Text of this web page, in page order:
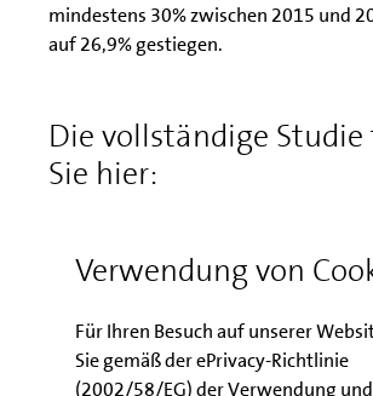
Verwendung von
Für Ihren Besuch auf unserer
Sie gemäß der ePrivacy-Richtlinie
(2002/58/EG) der Verwendung und
mindestens 30% zwischen 2015 und
auf 26,9% gestiegen.
Die vollständige
Sie hier:
Berlin Fokus: Insolvenzen im
historischen Tiefstand